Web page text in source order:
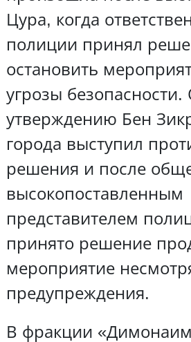
Цура, когда
полиции принял
остановить
угрозы
утверждению Бен
города выступил
решения и после
высокопоставленным
представителем
принято решение
мероприятие
предупреждения.
В фракции